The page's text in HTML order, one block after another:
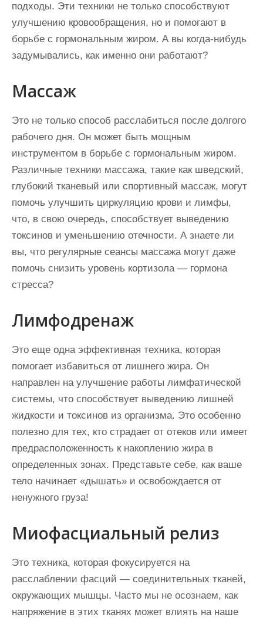
подходы. Эти техники не только способствуют
улучшению кровообращения, но и помогают в
борьбе с гормональным жиром. А вы когда-нибудь
задумывались, как именно они работают?
Массаж
Это не только способ расслабиться после долгого
рабочего дня. Он может быть мощным
инструментом в борьбе с гормональным жиром.
Различные техники массажа, такие как шведский,
глубокий тканевый или спортивный массаж, могут
помочь улучшить циркуляцию крови и лимфы,
что, в свою очередь, способствует выведению
токсинов и уменьшению отечности. А знаете ли
вы, что регулярные сеансы массажа могут даже
помочь снизить уровень кортизола — гормона
стресса?
Лимфодренаж
Это еще одна эффективная техника, которая
помогает избавиться от лишнего жира. Он
направлен на улучшение работы лимфатической
системы, что способствует выведению лишней
жидкости и токсинов из организма. Это особенно
полезно для тех, кто страдает от отеков или имеет
предрасположенность к накоплению жира в
определенных зонах. Представьте себе, как ваше
тело начинает «дышать» и освобождается от
ненужного груза!
Миофасциальный релиз
Это техника, которая фокусируется на
расслаблении фасций — соединительных тканей,
окружающих мышцы. Часто мы не осознаем, как
напряжение в этих тканях может влиять на наше